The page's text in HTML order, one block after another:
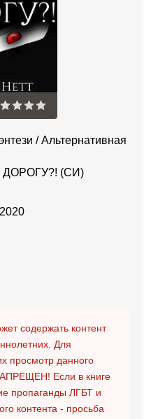
/Альтернативная
ДОРОГУ?! (СИ)
содержать контент
Для
просмотр данного
Если в книге
пропаганды ЛГБТ и
контента - просьба